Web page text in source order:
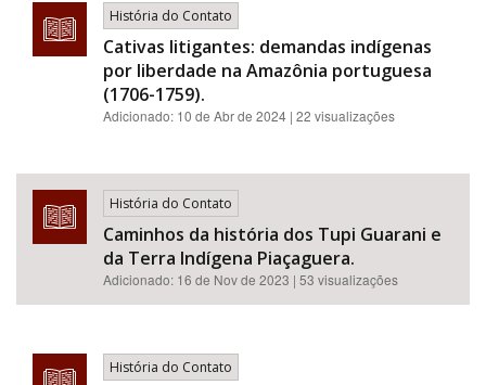
BUSCAR
História do Contato
Cativas litigantes: demandas indígenas
por liberdade na Amazônia portuguesa
(1706-1759).
Adicionado: 10 de Abr de 2024 | 22 visualizações
História do Contato
Caminhos da história dos Tupi Guarani e
da Terra Indígena Piaçaguera.
Adicionado: 16 de Nov de 2023 | 53 visualizações
História do Contato